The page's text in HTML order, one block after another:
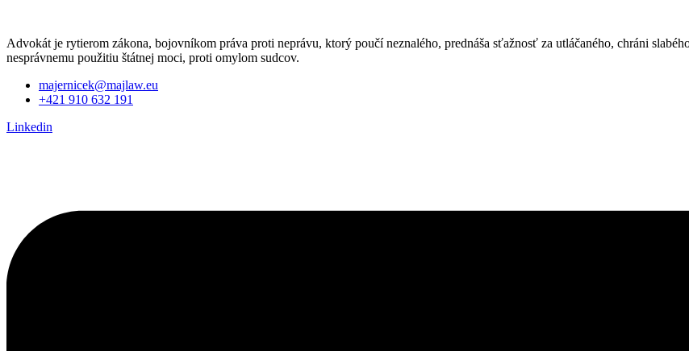
Advokát je rytierom zákona, bojovníkom práva proti neprávu, ktorý poučí neznalého, prednáša sťažnosť za utláčaného, chráni
nesprávnemu použitiu štátnej moci, proti omylom sudcov.
majernicek@majlaw.eu
+421 910 632 191
Linkedin